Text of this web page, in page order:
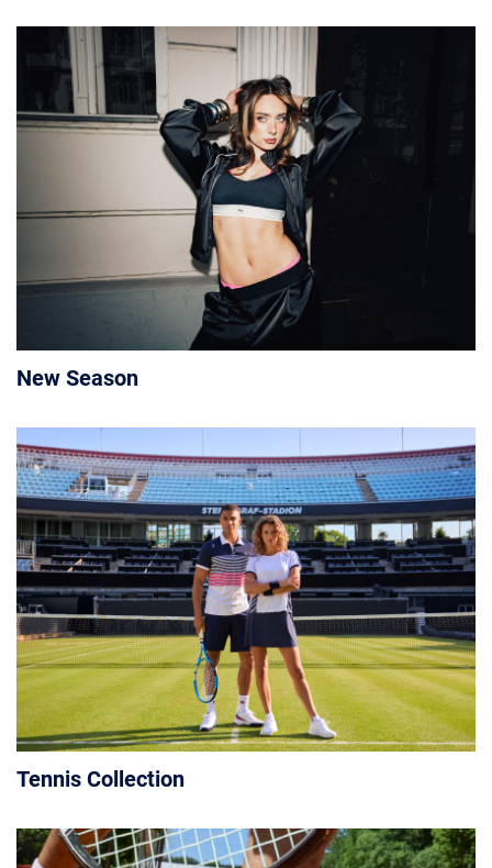
New Season
Tennis Collection